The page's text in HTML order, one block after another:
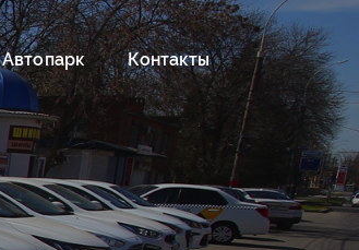
Автопарк Контакты